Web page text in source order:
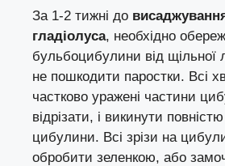
За 1-2 тижні до
гладіолуса, необхідно
бульбоцибулини від щільної
не пошкодити паростки. Всі
частково уражені частини
відрізати, і викинути повністю
цибулини. Всі зрізи на
обробити зеленкою, або